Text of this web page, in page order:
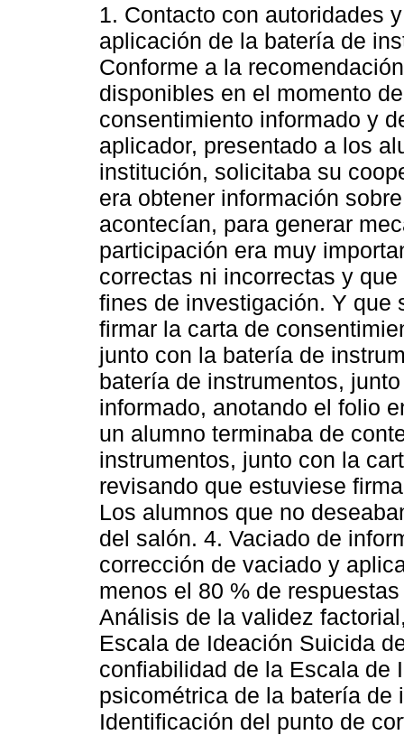
1. Contacto con autoridades
aplicación de la batería de
Conforme a la
disponibles en el momento
consentimiento informado y
aplicador, presentado a los
institución, solicitaba su
era obtener información
acontecían, para generar
participación era muy
correctas ni incorrectas y
fines de investigación. Y que
firmar la carta de
junto con la batería de
batería de instrumentos,
informado, anotando el folio
un alumno terminaba de
instrumentos, junto con la
revisando que estuviese
Los alumnos que no
del salón. 4. Vaciado de
corrección de vaciado y
menos el 80 % de
Análisis de la validez
Escala de Ideación Suicida
confiabilidad de la Escala de
psicométrica de la batería de
Identificación del punto de